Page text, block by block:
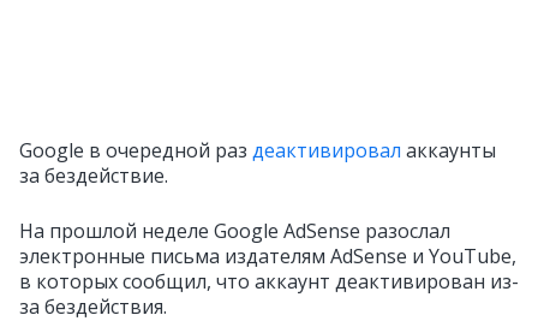
Google в очередной раз деактивировал аккаунты
за бездействие.
На прошлой неделе Google AdSense разослал
электронные письма издателям AdSense и YouTube,
в которых сообщил, что аккаунт деактивирован из-
за бездействия.